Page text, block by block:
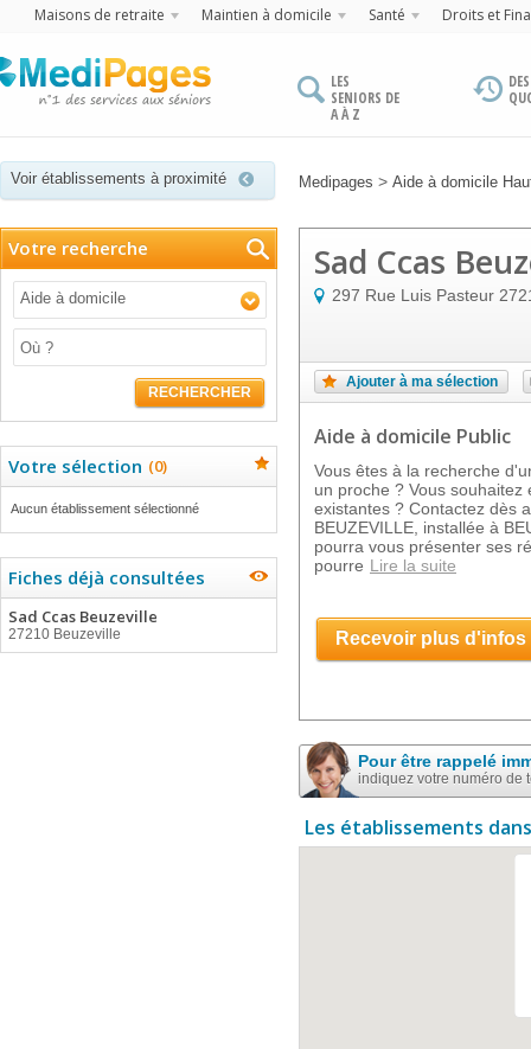
Maisons de retraite Maintien à domicile Santé Droits et
LES
SENIORS DE
A À Z
Voir établissements à proximité Medipages > Aide à domicile
Votre recherche
Aide à domicile
RECHERCHER
Votre sélection (0)
Aucun établissement sélectionné
Fiches déjà consultées
Sad Ccas Beuzeville
27210 Beuzeville
Sad Ccas
297 Rue Luis Pasteur
Ajouter à ma sélection
Aide à domicile Public
Vous êtes à la recherche
un proche ? Vous
existantes ? Contactez dès
BEUZEVILLE, installée à
pourra vous présenter ses
pourre Lire la suite
Recevoir plus d'infos
Pour être rappelé
indiquez votre numéro de
Les établissements